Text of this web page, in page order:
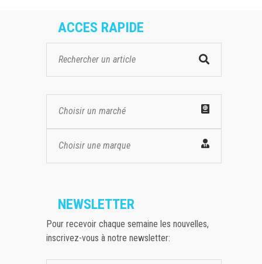
ACCES RAPIDE
Choisir un marché
Choisir une marque
NEWSLETTER
Pour recevoir chaque semaine les nouvelles,
inscrivez-vous à notre newsletter: